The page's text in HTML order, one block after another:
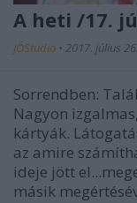
A heti /17.
JÓStudio • 2017. július 26.
Sorrendben:
Nagyon
kártyák.
az amire
ideje jött
másik